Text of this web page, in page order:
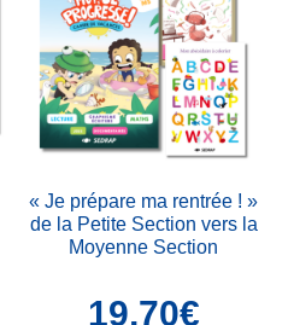
« Je prépare ma rentrée ! »
de la Petite Section vers la
Moyenne Section
19,70€